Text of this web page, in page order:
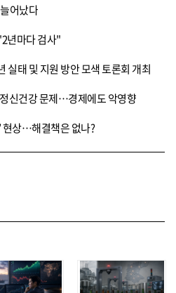
어났다
년마다 검사"
실태 및 지원 방안 모색 토론회 개최
신건강 문제…경제에도 악영향
현상…해결책은 없나?